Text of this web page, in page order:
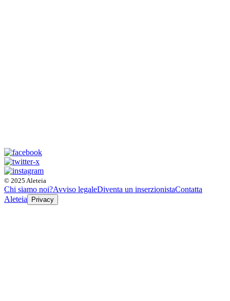
© 2025 Aleteia
Chi siamo noi?Avviso legaleDiventa un inserzionistaContatta
Aleteia
Privacy